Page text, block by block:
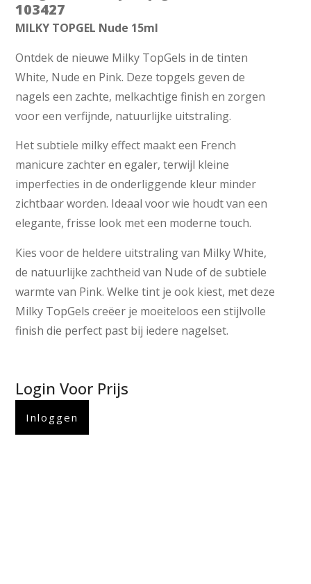
103427
MILKY TOPGEL Nude 15ml
Ontdek de nieuwe Milky TopGels in de tinten
White, Nude en Pink. Deze topgels geven de
nagels een zachte, melkachtige finish en zorgen
voor een verfijnde, natuurlijke uitstraling.
Het subtiele milky effect maakt een French
manicure zachter en egaler, terwijl kleine
imperfecties in de onderliggende kleur minder
zichtbaar worden. Ideaal voor wie houdt van een
elegante, frisse look met een moderne touch.
Kies voor de heldere uitstraling van Milky White,
de natuurlijke zachtheid van Nude of de subtiele
warmte van Pink. Welke tint je ook kiest, met deze
Milky TopGels creëer je moeiteloos een stijlvolle
finish die perfect past bij iedere nagelset.
Login Voor Prijs
Inloggen